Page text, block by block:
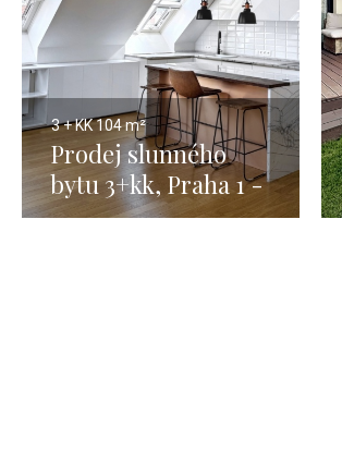
3 + KK104 m²
Prodej slunného
bytu 3+kk, Praha 1 -
104 m2